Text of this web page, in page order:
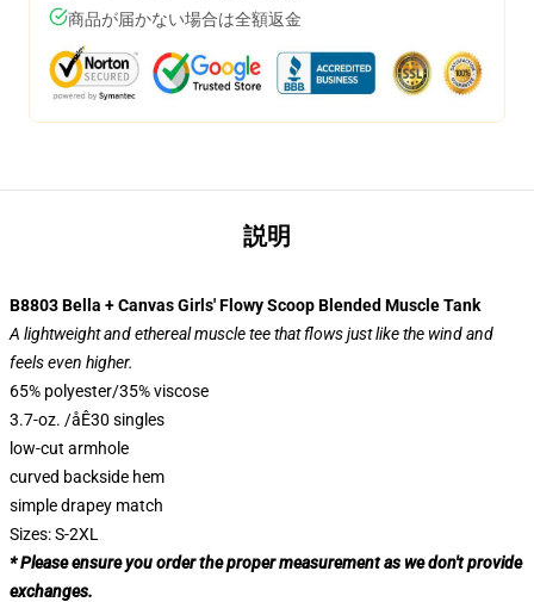
商品が届かない場合は全額返金
説明
B8803 Bella + Canvas Girls' Flowy Scoop Blended Muscle Tank
A lightweight and ethereal muscle tee that flows just like the wind and
feels even higher.
65% polyester/35% viscose
3.7-oz. /åÊ30 singles
low-cut armhole
curved backside hem
simple drapey match
Sizes: S-2XL
* Please ensure you order the proper measurement as we don't provide
exchanges.